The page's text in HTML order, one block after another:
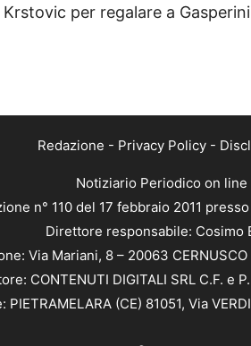
per regalare a
Redazione - Privacy Policy-
Notiziario Periodico on line
n° 110 del 17 febbraio 2011
Direttore responsabile: Cosimo
Via Mariani, 8 – 20063 CERNUSCO
CONTENUTI DIGITALI SRL C.F. e
PIETRAMELARA (CE) 81051, Via